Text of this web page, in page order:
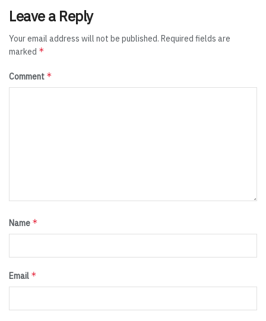
Leave a Reply
Your email address will not be published. Required fields are
marked *
Comment *
Name *
Email *